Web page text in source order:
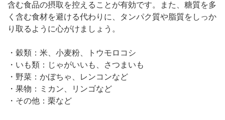
含む食品の摂取を控えることが有効です。また、糖質を多
く含む食材を避ける代わりに、タンパク質や脂質をしっか
り取るように心がけましょう。
・穀類：米、小麦粉、トウモロコシ
・いも類：じゃがいいも、さつまいも
・野菜：かぼちゃ、レンコンなど
・果物：ミカン、リンゴなど
・その他：栗など